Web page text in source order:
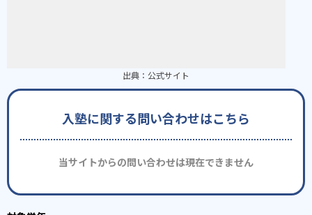
出典： 公式サイト
入塾に関する問い合わせはこちら
当サイトからの問い合わせは現在できません